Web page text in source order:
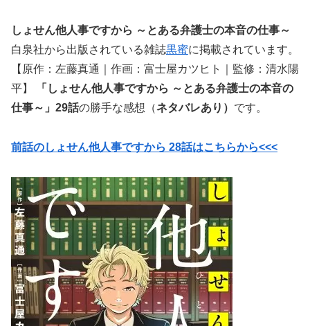
しょせん他人事ですから ～とある弁護士の本音の仕事～
白泉社から出版されている雑誌黒蜜に掲載されています。
【原作：左藤真通｜作画：富士屋カツヒト｜監修：清水陽
平】
「しょせん他人事ですから ～とある弁護士の本音の
仕事～」29話の勝手な感想（ネタバレあり） です。
前話のしょせん他人事ですから 28話はこちらから<<<